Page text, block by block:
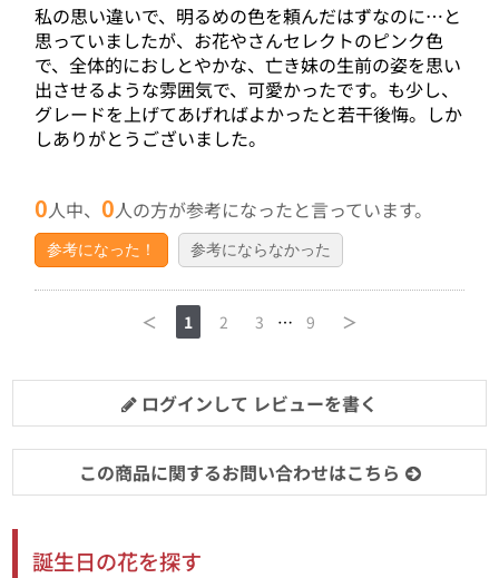
私の思い違いで、明るめの色を頼んだはずなのに…と
思っていましたが、お花やさんセレクトのピンク色
で、全体的におしとやかな、亡き妹の生前の姿を思い
出させるような雰囲気で、可愛かったです。も少し、
グレードを上げてあげればよかったと若干後悔。しか
しありがとうございました。
0人中、0人の方が参考になったと言っています。
参考になった！ 参考にならなかった
＜ 1 2 3 … 9 ＞
ログインして レビューを書く
この商品に関するお問い合わせはこちら
誕生日の花を探す